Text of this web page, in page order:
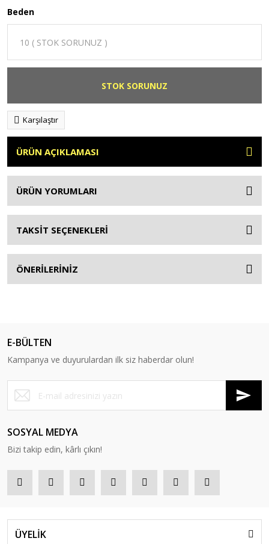
Beden
STOK SORUNUZ
Karşılaştır
ÜRÜN AÇIKLAMASI
ÜRÜN YORUMLARI
TAKSİT SEÇENEKLERİ
ÖNERİLERİNİZ
E-BÜLTEN
Kampanya ve duyurulardan ilk siz haberdar olun!
SOSYAL MEDYA
Bizi takip edin, kârlı çıkın!
ÜYELİK